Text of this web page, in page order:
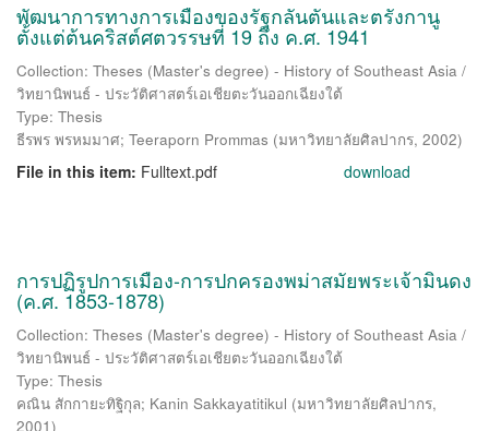
พัฒนาการทางการเมืองของรัฐกลันตันและตรังกานู
ตั้งแต่ต้นคริสต์ศตวรรษที่ 19 ถึง ค.ศ. 1941
Collection: Theses (Master's degree) - History of Southeast Asia /
วิทยานิพนธ์ - ประวัติศาสตร์เอเชียตะวันออกเฉียงใต้
Type: Thesis
ธีรพร พรหมมาศ; Teeraporn Prommas (มหาวิทยาลัยศิลปากร, 2002)
File in this item: Fulltext.pdf download
การปฏิรูปการเมือง-การปกครองพม่าสมัยพระเจ้ามินดง
(ค.ศ. 1853-1878)
Collection: Theses (Master's degree) - History of Southeast Asia /
วิทยานิพนธ์ - ประวัติศาสตร์เอเชียตะวันออกเฉียงใต้
Type: Thesis
คณิน สักกายะทิฐิกุล; Kanin Sakkayatitikul (มหาวิทยาลัยศิลปากร,
2001)